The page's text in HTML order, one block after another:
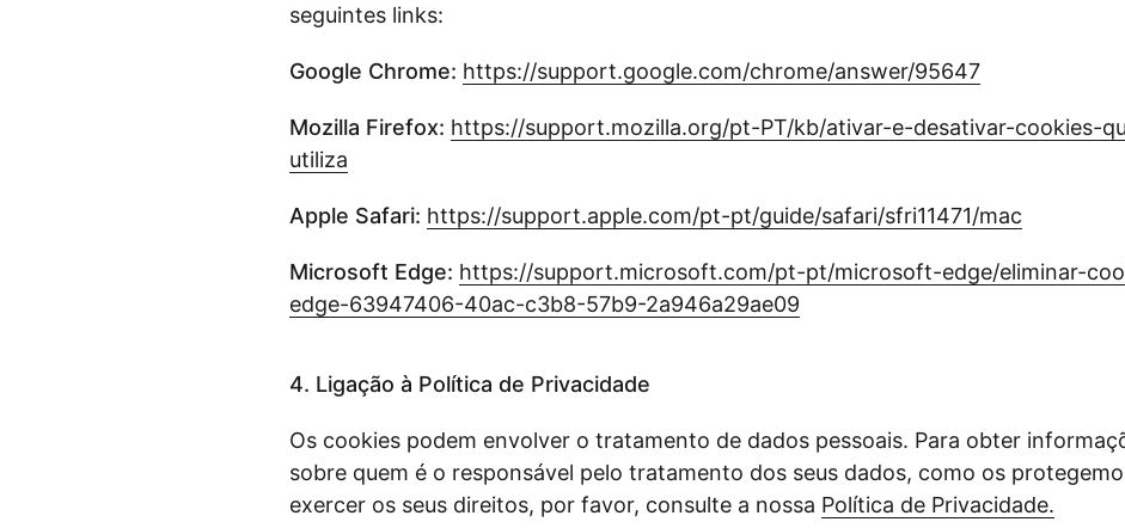
seguintes links:
Google Chrome: https://support.google.com/chrome/answer/95647
Mozilla Firefox: https://support.mozilla.org/pt-PT/kb/ativar-e-desativar-cookies-
utiliza
Apple Safari: https://support.apple.com/pt-pt/guide/safari/sfri11471/mac
Microsoft Edge: https://support.microsoft.com/pt-pt/microsoft-edge/eliminar-
edge-63947406-40ac-c3b8-57b9-2a946a29ae09
4. Ligação à Política de Privacidade
Os cookies podem envolver o tratamento de dados pessoais. Para obter
sobre quem é o responsável pelo tratamento dos seus dados, como os
exercer os seus direitos, por favor, consulte a nossa Política de Privacidade.